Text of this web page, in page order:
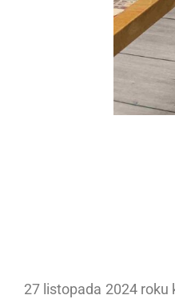
27 listopada 2024 roku